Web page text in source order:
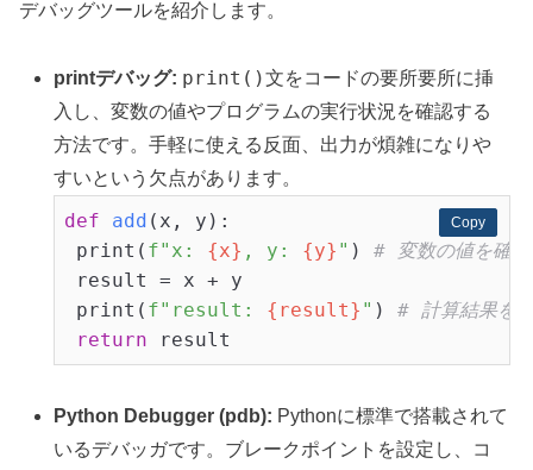
デバッグツールを紹介します。
printデバッグ: print()文をコードの要所要所に挿
入し、変数の値やプログラムの実行状況を確認する
方法です。手軽に使える反面、出力が煩雑になりや
すいという欠点があります。
Copy
Copy
def add (x, y) :
print( f"x: {x} , y: {y} " ) # 変数の値を確認
result = x + y
print( f"result: {result} " ) # 計算結果を
return
Python Debugger (pdb): Pythonに標準で搭載されて
いるデバッガです。ブレークポイントを設定し、コ